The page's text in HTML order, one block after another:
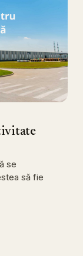
se
să fie